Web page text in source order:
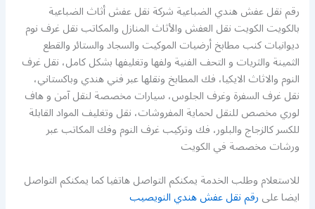
رقم نقل عفش هندي الضباعية شركة نقل عفش أثاث الضباعية
بالكويت الكويت نقل العفش والأثاث المنازل والمكاتب نقل غرف نوم
ديوانيات كنب مطابخ أرضيات الموكيت والسجاد والستائر والقطع
الثمينة والثريات و التحف الفنية ولفها وتغليفها بشكل كامل، نقل غرف
النوم والاثاث الايكيا، فك المطابخ ونقلها عبر فني هندي وباكستاني،
نقل غرف السفرة وغرف الجلوس، سيارات مخصصة لنقل آمن و هاف
لوري مخصص للنقل لحماية المفروشات، نقل وتغليف المواد القابلة
للكسر كالزجاج والبلور، فك وتركيب غرف النوم وفك المكاتب عبر
ورشات مخصصة في الكويت
للاستعلام وطلب الخدمة يمكنكم التواصل هاتفيا كما يمكنكم التواصل
ايضا علىرقم نقل عفش هندي النويصيب